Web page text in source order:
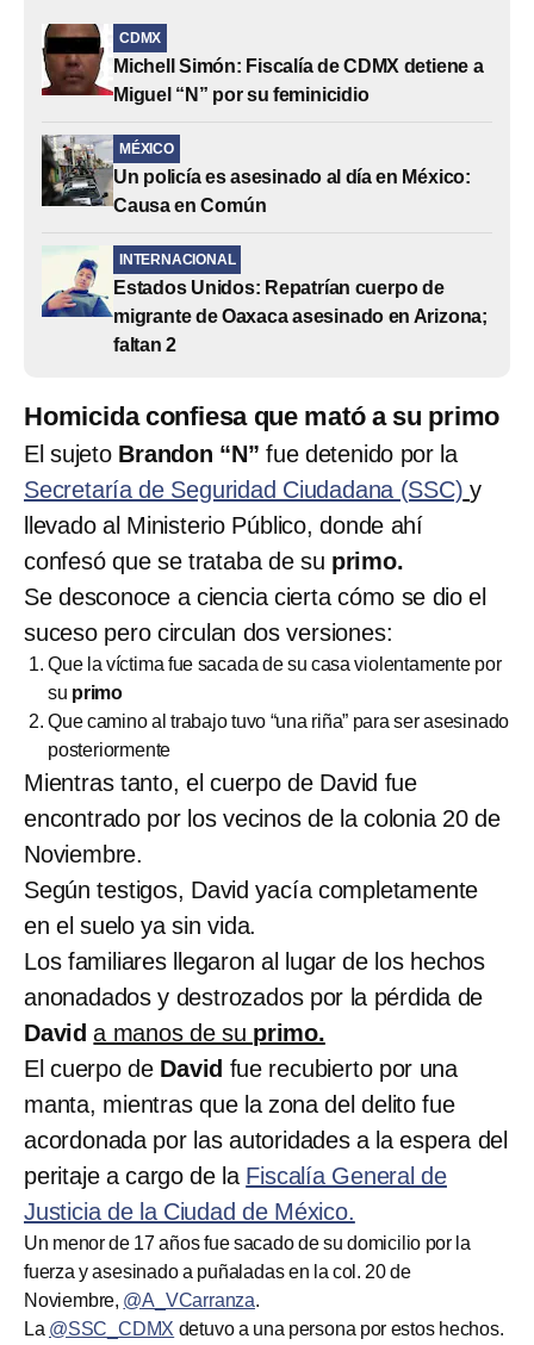
CDMX
Michell Simón: Fiscalía de CDMX detiene a
Miguel “N” por su feminicidio
MÉXICO
Un policía es asesinado al día en México:
Causa en Común
INTERNACIONAL
Estados Unidos: Repatrían cuerpo de
migrante de Oaxaca asesinado en Arizona;
faltan 2
Homicida confiesa que mató a su primo
El sujeto Brandon “N”fue detenido por la
Secretaría de Seguridad Ciudadana (SSC) y
llevado al Ministerio Público, donde ahí
confesó que se trataba de su primo.
Se desconoce a ciencia cierta cómo se dio el
suceso pero circulan dos versiones:
Que la víctima fue sacada de su casa violentamente por
su primo
Que camino al trabajo tuvo “una riña” para ser asesinado
posteriormente
Mientras tanto, el cuerpo de David fue
encontrado por los vecinos de la colonia 20 de
Noviembre.
Según testigos, David yacía completamente
en el suelo ya sin vida.
Los familiares llegaron al lugar de los hechos
anonadados y destrozados por la pérdida de
Davida manos de su primo.
El cuerpo de David fue recubierto por una
manta, mientras que la zona del delito fue
acordonada por las autoridades a la espera del
peritaje a cargo de la Fiscalía General de
Justicia de la Ciudad de México.
Un menor de 17 años fue sacado de su domicilio por la
fuerza y asesinado a puñaladas en la col. 20 de
Noviembre, @A_VCarranza.
La @SSC_CDMX detuvo a una persona por estos hechos.